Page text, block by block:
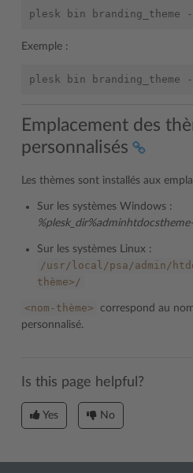
Exemple :
Emplacement des
personnalisés
Les thèmes sont installés aux
Sur les systèmes Windows :
Sur les systèmes Linux :
/usr/local/psa/admin/
thème>/
<nom-thème>
correspond au
personnalisé.
Is this page helpful?
Yes No